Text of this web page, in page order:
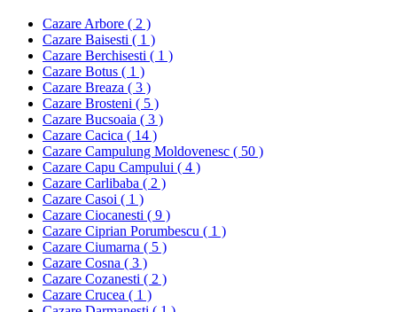
Cazare Arbore ( 2 )
Cazare Baisesti ( 1 )
Cazare Berchisesti ( 1 )
Cazare Botus ( 1 )
Cazare Breaza ( 3 )
Cazare Brosteni ( 5 )
Cazare Bucsoaia ( 3 )
Cazare Cacica ( 14 )
Cazare Campulung Moldovenesc ( 50 )
Cazare Capu Campului ( 4 )
Cazare Carlibaba ( 2 )
Cazare Casoi ( 1 )
Cazare Ciocanesti ( 9 )
Cazare Ciprian Porumbescu ( 1 )
Cazare Ciumarna ( 5 )
Cazare Cosna ( 3 )
Cazare Cozanesti ( 2 )
Cazare Crucea ( 1 )